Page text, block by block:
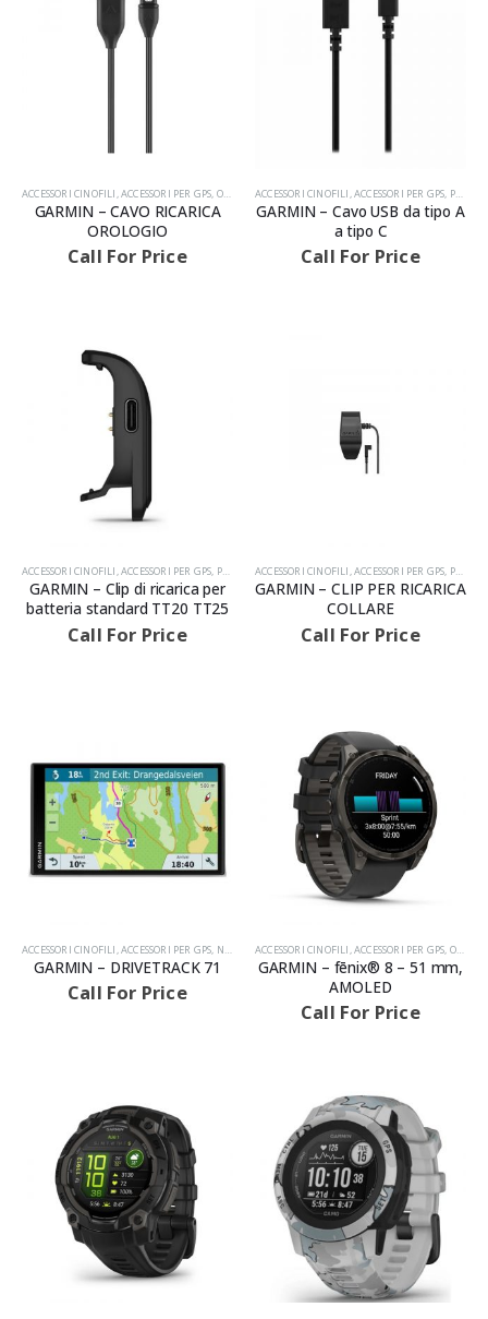
ACCESSORI CINOFILI ,ACCESSORI PER GPS OROLOGI GPS ,PRODOTTI
GARMIN – CAVO RICARICA
OROLOGIO
Call For Price
ACCESSORI CINOFILI ,ACCESSORI PER GPS PRODOTTI
GARMIN – Cavo USB da tipo A
a tipo C
Call For Price
ACCESSORI CINOFILI,ACCESSORI PER GPS, PRODOTTI
GARMIN – Clip di ricarica per
batteria standard TT20 TT25
Call For Price
ACCESSORI CINOFILI,ACCESSORI PER GPS, PRODOTTI
GARMIN – CLIP PER RICARICA
COLLARE
Call For Price
ACCESSORI CINOFILI ,ACCESSORI PER GPS NAVIGATORI ,PRODOTTI
GARMIN – DRIVETRACK 71
Call For Price
ACCESSORI CINOFILI ,ACCESSORI PER GPS OROLOGI GPS
GARMIN – fēnix® 8 – 51 mm,
AMOLED
Call For Price